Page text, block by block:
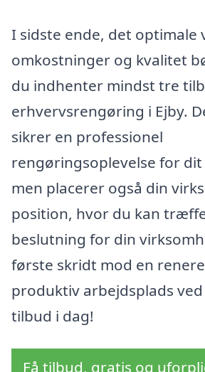
I sidste ende, det optimale
omkostninger og kvalitet
du indhenter mindst tre
erhvervsrengøring i Ejby.
sikrer en professionel
rengøringsoplevelse for
men placerer også din
position, hvor du kan
beslutning for din
første skridt mod en
produktiv arbejdsplads
tilbud i dag!
Få tilbud, gratis og